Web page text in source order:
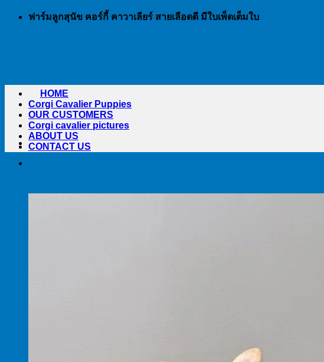
Skip
ฟาร์มลูกสุนัข คอร์กี้ คาวาเลียร์ สายเลือดดี มีใบเพ็ดเต็มใบ
HOME
Corgi Cavalier Puppies
OUR CUSTOMERS
Corgi cavalier pictures
ABOUT US
CONTACT US